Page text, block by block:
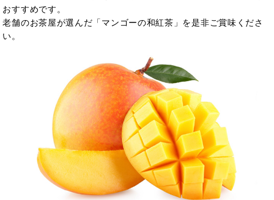
おすすめです。
老舗のお茶屋が選んだ「マンゴーの和紅茶」を是非ご賞味くださ
い。